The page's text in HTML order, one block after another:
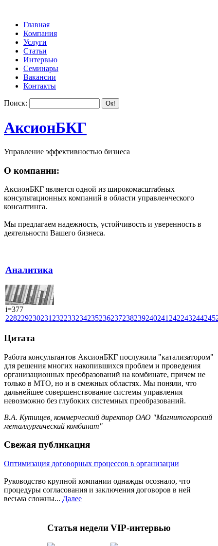
Главная
Компания
Услуги
Статьи
Интервью
Семинары
Вакансии
Контакты
Поиск:
АксионБКГ
Управление эффективностью бизнеса
О компании:
АксионБКГ является одной из широкомасштабных
консультационных компаний в области управленческого
консалтинга.
Мы предлагаем надежность, устойчивость и уверенность в
деятельности Вашего бизнеса.
Аналитика
i=377
228229230231 232233234235236237238239240241 242243244245
Цитата
Работа консультантов АксионБКГ послужила "катализатором"
для решения многих накопившихся проблем и проведения
организационных преобразований на комбинате, причем не
только в МТО, но и в смежных областях. Мы поняли, что
дальнейшее совершенствование системы управления
невозможно без глубоких системных преобразований.
В.А. Кутищев, коммерческий директор ОАО "Магнитогорский
металлургический комбинат"
Свежая публикация
Оптимизация договорных процессов в организации
Руководство крупной компании однажды осознало, что
процедуры согласования и заключения договоров в ней
весьма сложны... Далее
Статья неделиVIP-интервью